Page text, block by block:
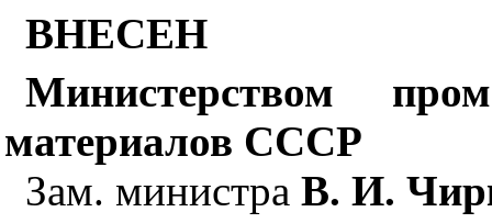
ВНЕСЕН
Министерством
материалов СССР
Зам. министра В. И.